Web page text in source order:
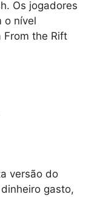
Os jogadores
o nível
the Rift
versão do
gasto,